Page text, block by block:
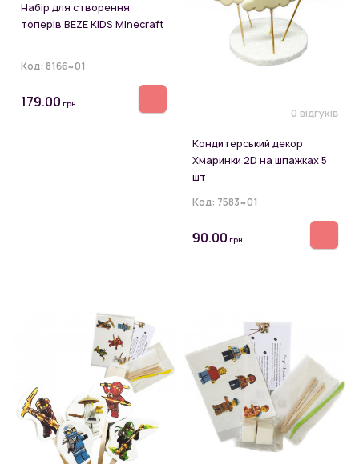
Набір для створення
топерів BEZE KIDS Minecraft
Код: 8166~01
179.00 грн
0 відгуків
Кондитерський декор
Хмаринки 2D на шпажках 5
шт
Код: 7583~01
90.00 грн